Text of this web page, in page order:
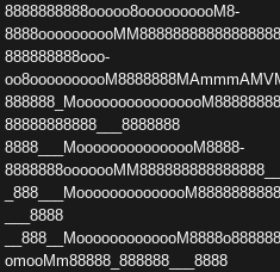
8888888888ooooo8oooooooooM8­
888888888ooo­
88888888888___8888888
8888___MooooooooooooooM8888­
___8888
omooMm88888_888888___8888